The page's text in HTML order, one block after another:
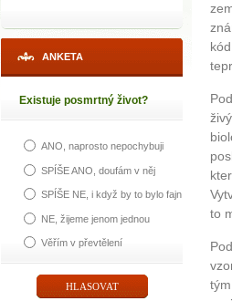
ANKETA
Existuje posmrtný život?
ANO, naprosto nepochybuji
SPÍŠE ANO, doufám v něj
SPÍŠE NE, i když by to bylo fajn
NE, žijeme jenom jednou
Věřím v převtělení
to